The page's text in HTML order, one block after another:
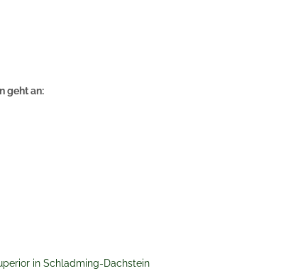
geht an:
in Schladming-Dachstein